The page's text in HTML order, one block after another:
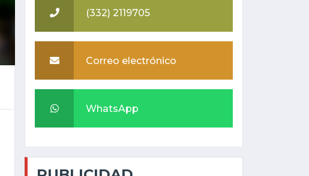
(332) 2119705
Correo electrónico
WhatsApp